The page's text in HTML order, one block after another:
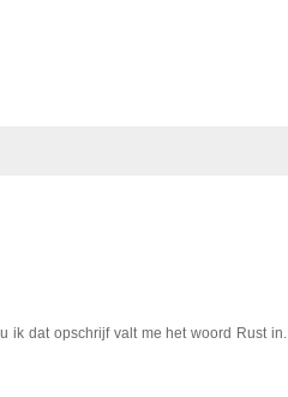
ik dat opschrijf valt me het woord Rust in.